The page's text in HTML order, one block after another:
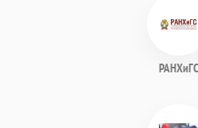
РАНХиГС